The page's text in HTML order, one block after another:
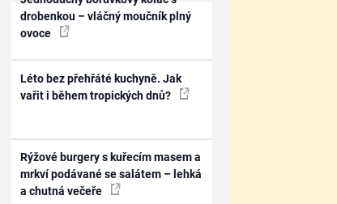
drobenkou – vláčný moučník plný
ovoce
Léto bez přehřáté kuchyně. Jak
vařit i během tropických dnů?
Rýžové burgery s kuřecím masem a
mrkví podávané se salátem – lehká
a chutná večeře